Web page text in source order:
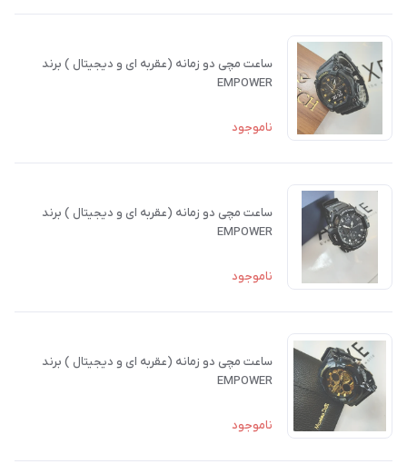
ساعت مچی دو زمانه (عقربه ای و دیجیتال ) برند
EMPOWER
ناموجود
ساعت مچی دو زمانه (عقربه ای و دیجیتال ) برند
EMPOWER
ناموجود
ساعت مچی دو زمانه (عقربه ای و دیجیتال ) برند
EMPOWER
ناموجود